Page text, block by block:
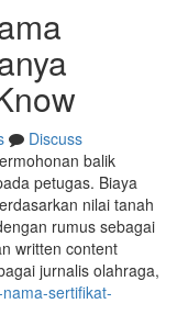
Discuss
balik
petugas. Biaya
nilai tanah
rumus sebagai
written content
jurnalis olahraga,
sertifikat-